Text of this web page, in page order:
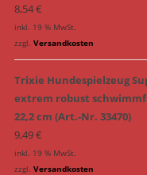
8,54€
inkl. 19 % MwSt.
zzgl. Versandkosten
Trixie Hundespielzeug
extrem robust
22,2 cm (Art.-Nr. 33470)
9,49€
inkl. 19 % MwSt.
zzgl. Versandkosten